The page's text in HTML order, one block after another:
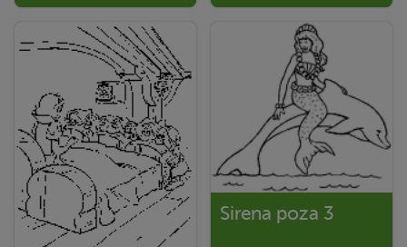
Sirena poza 3